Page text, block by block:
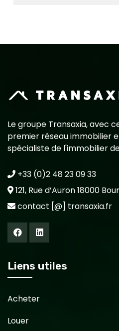
Le groupe Transaxia, avec
premier réseau immobilier
spécialiste de l'immobilier
+33 (0)2 48 23 09 33
121, Rue d’Auron 18000
contact [@] transaxia.fr
Liens utiles
Acheter
Louer